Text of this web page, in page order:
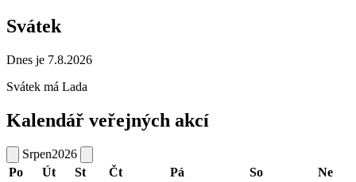
Svátek
Dnes je 7.8.2026
Svátek má Lada
Kalendář veřejných akcí
Srpen2026
Po
Út St Čt Pá So Ne